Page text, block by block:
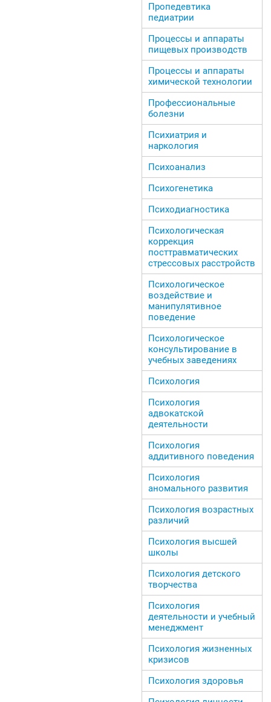
Пропедевтика
педиатрии
Процессы и аппараты
пищевых производств
Процессы и аппараты
химической технологии
Профессиональные
болезни
Психиатрия и
наркология
Психоанализ
Психогенетика
Психодиагностика
Психологическая
коррекция
посттравматических
стрессовых расстройств
Психологическое
воздействие и
манипулятивное
поведение
Психологическое
консультирование в
учебных заведениях
Психология
Психология
адвокатской
деятельности
Психология
аддитивного поведения
Психология
аномального развития
Психология возрастных
различий
Психология высшей
школы
Психология детского
творчества
Психология
деятельности и учебный
менеджмент
Психология жизненных
кризисов
Психология здоровья